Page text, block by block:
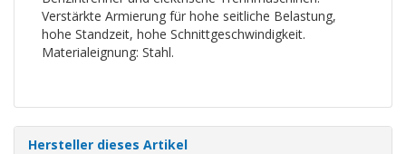
Verstärkte Armierung für hohe seitliche Belastung,
hohe Standzeit, hohe Schnittgeschwindigkeit.
Materialeignung: Stahl.
Hersteller dieses Artikel